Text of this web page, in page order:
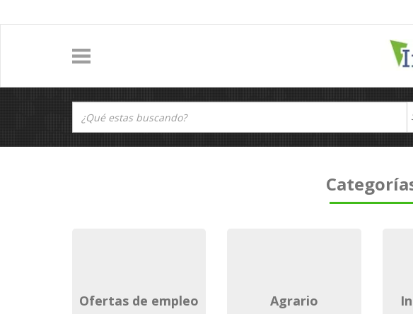
ofertas de empleo agrario
inmuebles para